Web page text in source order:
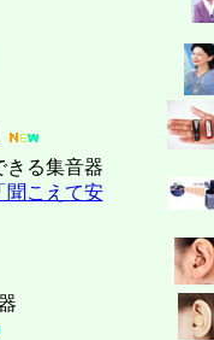
きる集音器
聞こえて安